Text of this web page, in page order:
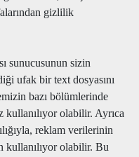
gizlilik
sunucusunun sizin
ufak bir text dosyasını
bazı bölümlerinde
kullanılıyor olabilir. Ayrıca
reklam verilerinin
kullanılıyor olabilir. Bu